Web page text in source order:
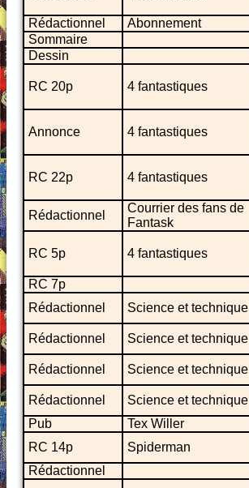
Rédactionnel
Abonnement
Sommaire
Dessin
RC 20p 4 fantastiques
Annonce 4 fantastiques
RC 22p 4 fantastiques
Rédactionnel
Courrier des fans de
Fantask
RC 5p 4 fantastiques
RC 7p
Rédactionnel
Science et technique
Rédactionnel Science et technique
Rédactionnel Science et technique
Rédactionnel Science et technique
Pub
Tex Willer
RC 14p
Spiderman
Rédactionnel